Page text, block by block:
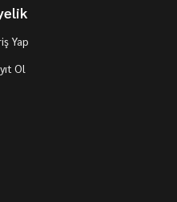
Yap
Ol